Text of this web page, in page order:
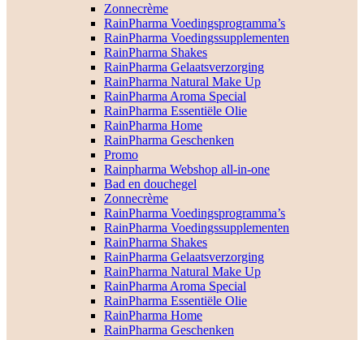
Zonnecrème
RainPharma Voedingsprogramma’s
RainPharma Voedingssupplementen
RainPharma Shakes
RainPharma Gelaatsverzorging
RainPharma Natural Make Up
RainPharma Aroma Special
RainPharma Essentiële Olie
RainPharma Home
RainPharma Geschenken
Promo
Rainpharma Webshop all-in-one
Bad en douchegel
Zonnecrème
RainPharma Voedingsprogramma’s
RainPharma Voedingssupplementen
RainPharma Shakes
RainPharma Gelaatsverzorging
RainPharma Natural Make Up
RainPharma Aroma Special
RainPharma Essentiële Olie
RainPharma Home
RainPharma Geschenken